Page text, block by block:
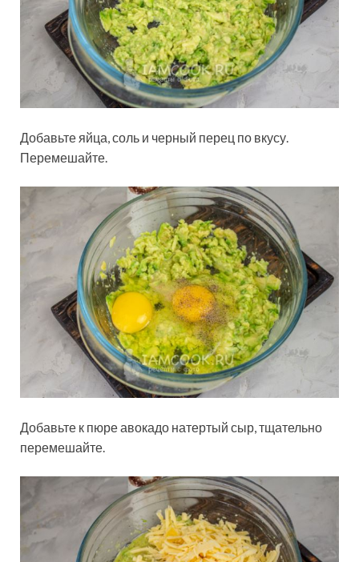
Добавьте яйца, соль и черный перец по вкусу.
Перемешайте.
Добавьте к пюре авокадо натертый сыр, тщательно
перемешайте.